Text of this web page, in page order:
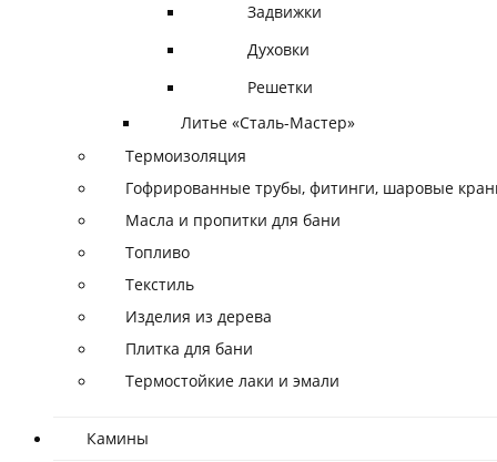
Задвижки
Духовки
Решетки
Литье «Сталь-Мастер»
Термоизоляция
Гофрированные трубы, фитинги, шаровые
Масла и пропитки для бани
Топливо
Текстиль
Изделия из дерева
Плитка для бани
Термостойкие лаки и эмали
Камины